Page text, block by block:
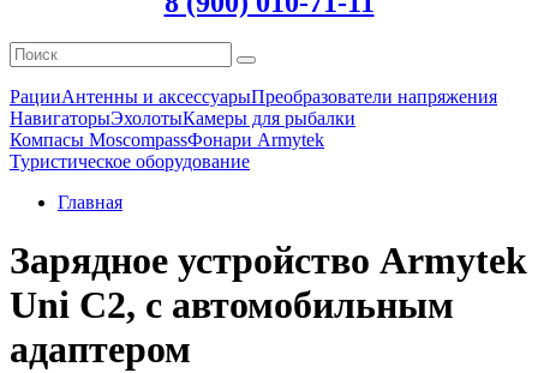
РацииАнтенны и аксессуарыПреобразователи напряжения
НавигаторыЭхолотыКамеры для рыбалки
Компасы MoscompassФонари Armytek
Туристическое оборудование
Главная
Зарядное устройство Armytek
Uni C2, с автомобильным
адаптером